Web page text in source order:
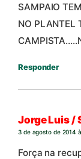
SAMPAIO
NO PLANTEL
Responder
Jorge Luis /
3 de agosto de 2014
Força na